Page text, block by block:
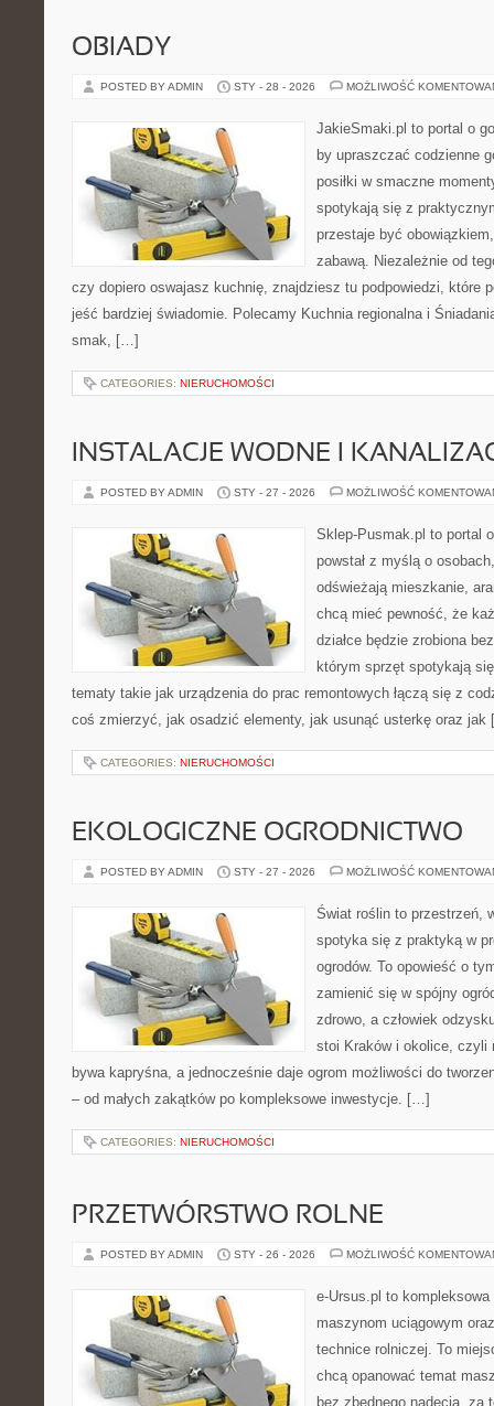
OBIADY
POSTED BY ADMIN STY - 28 - 2026 MOŻLIWOŚĆ
JakieSmaki.pl to portal o
by upraszczać codzienne
posiłki w smaczne
spotykają się z
przestaje być
zabawą. Niezależnie od
czy dopiero oswajasz kuchnię, znajdziesz tu podpowiedzi, które
jeść bardziej świadomie. Polecamy Kuchnia regionalna i
smak, […]
CATEGORIES: NIERUCHOMOŚCI
INSTALACJE WODNE I
POSTED BY ADMIN STY - 27 - 2026 MOŻLIWOŚĆ
Sklep-Pusmak.pl to portal
powstał z myślą o
odświeżają mieszkanie,
chcą mieć pewność, że
działce będzie zrobiona
którym sprzęt spotykają
tematy takie jak urządzenia do prac remontowych łączą się z
coś zmierzyć, jak osadzić elementy, jak usunąć usterkę oraz
CATEGORIES: NIERUCHOMOŚCI
EKOLOGICZNE OGRODNICTWO
POSTED BY ADMIN STY - 27 - 2026 MOŻLIWOŚĆ
Świat roślin to przestrzeń,
spotyka się z praktyką w
ogrodów. To opowieść o
zamienić się w spójny
zdrowo, a człowiek
stoi Kraków i okolice, czyli
bywa kapryśna, a jednocześnie daje ogrom możliwości do
– od małych zakątków po kompleksowe inwestycje. […]
CATEGORIES: NIERUCHOMOŚCI
PRZETWÓRSTWO ROLNE
POSTED BY ADMIN STY - 26 - 2026 MOŻLIWOŚĆ
e-Ursus.pl to
maszynom uciągowym
technice rolniczej. To
chcą opanować temat
bez zbędnego nadęcia, za